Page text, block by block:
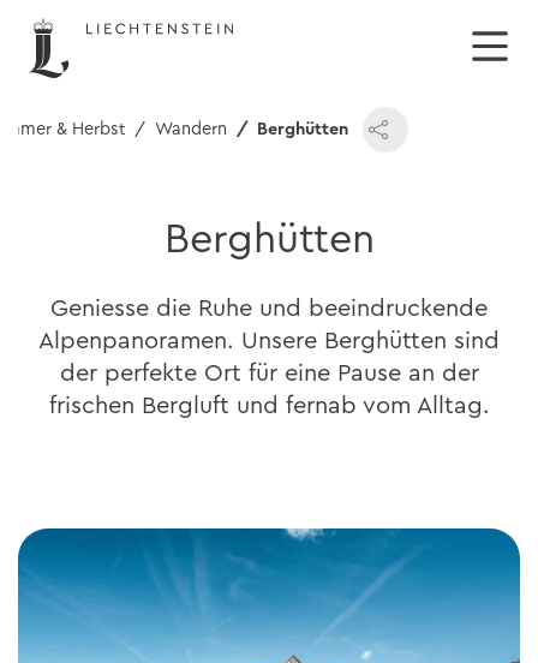
& Herbst Wandern Berghütten
Berghütten
Geniesse die Ruhe und beeindruckende
Alpenpanoramen. Unsere Berghütten sind
der perfekte Ort für eine Pause an der
frischen Bergluft und fernab vom Alltag.